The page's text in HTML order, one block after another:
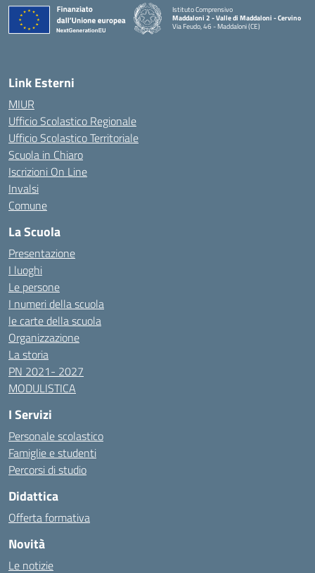
Istituto Comprensivo
Maddaloni 2 - Valle di Maddaloni - Cervino
Via Feudo, 46 - Maddaloni (CE)
Link Esterni
MIUR
Ufficio Scolastico Regionale
Ufficio Scolastico Territoriale
Scuola in Chiaro
Iscrizioni On Line
Invalsi
Comune
La Scuola
Presentazione
I luoghi
Le persone
I numeri della scuola
le carte della scuola
Organizzazione
La storia
PN 2021- 2027
MODULISTICA
I Servizi
Personale scolastico
Famiglie e studenti
Percorsi di studio
Didattica
Offerta formativa
Novità
Le notizie